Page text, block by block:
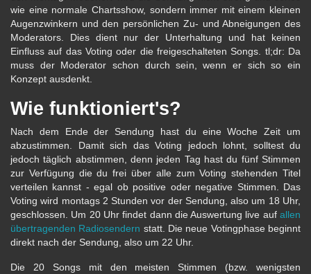
wie eine normale Chartsshow, sondern immer mit einem kleinen
Augenzwinkern und den persönlichen Zu- und Abneigungen des
Moderators. Dies dient nur der Unterhaltung und hat keinen
Einfluss auf das Voting oder die freigeschalteten Songs. tl;dr: Da
muss der Moderator schon durch sein, wenn er sich so ein
Konzept ausdenkt.
Wie funktioniert's?
Nach dem Ende der Sendung hast du eine Woche Zeit um
abzustimmen. Damit sich das Voting jedoch lohnt, solltest du
jedoch täglich abstimmen, denn jeden Tag hast du fünf Stimmen
zur Verfügung die du frei über alle zum Voting stehenden Titel
verteilen kannst - egal ob positive oder negative Stimmen. Das
Voting wird montags 2 Stunden vor der Sendung, also um 18 Uhr,
geschlossen. Um 20 Uhr findet dann die Auswertung live auf allen
übertragenden Radiosendern statt. Die neue Votingphase beginnt
direkt nach der Sendung, also um 22 Uhr.
Die 20 Songs mit den meisten Stimmen (bzw. wenigsten